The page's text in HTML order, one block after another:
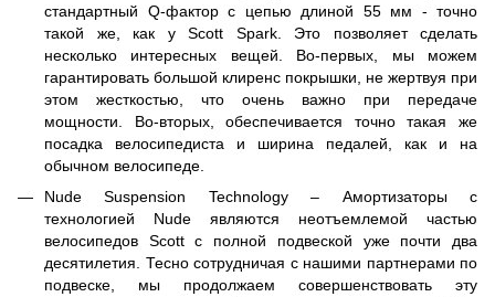
стандартный Q-фактор с цепью длиной 55 мм - точно
такой же, как у Scott Spark. Это позволяет сделать
несколько интересных вещей. Во-первых, мы можем
гарантировать большой клиренс покрышки, не жертвуя при
этом жесткостью, что очень важно при передаче
мощности. Во-вторых, обеспечивается точно такая же
посадка велосипедиста и ширина педалей, как и на
обычном велосипеде.
Nude Suspension Technology – Амортизаторы с
технологией Nude являются неотъемлемой частью
велосипедов Scott с полной подвеской уже почти два
десятилетия. Тесно сотрудничая с нашими партнерами по
подвеске, мы продолжаем совершенствовать эту